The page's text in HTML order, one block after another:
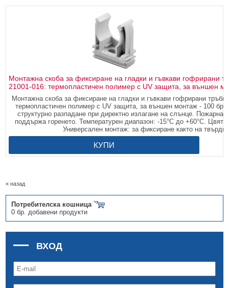
Монтажна скоба за фиксиране на гладки и гъвкави
21001-016: термопластичен полимер с UV защита, за външен
Монтажна скоба за фиксиране на гладки и гъвкави гофрирани
термопластичен полимер с UV защита, за външен монтаж - 100
структурно разпадане при директно излагане на слънце.
поддържа горенето. Температурен диапазон: -15°C до +60°C.
Универсален монтаж: за фиксиране както на
КУПИ
« назад
Потребителска кошница
0 бр. добавени продукти
ВХОД